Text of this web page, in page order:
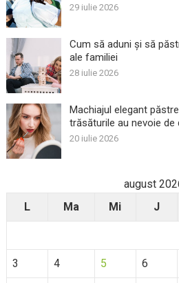
29 iulie 2026
Cum să aduni și să
ale familiei
28 iulie 2026
Machiajul elegant
trăsăturile au nevoie de
20 iulie 2026
august
L
Ma Mi J
3 4 5 6